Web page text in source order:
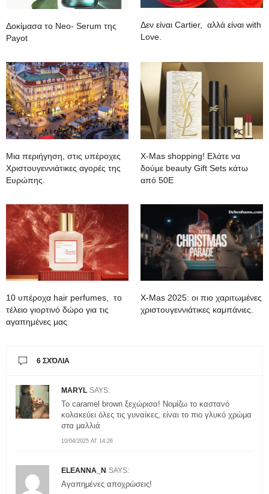
Δοκίμασα το Neo- Serum της
Payot
Δεν είναι Cartier, αλλά είναι with
Love.
Mια περιήγηση, στις υπέροχες
Χριστουγεννιάτικες αγορές της
Ευρώπης.
Χ-Mas shopping! Ελάτε να
δούμε beauty Gift Sets κάτω
από 50Ε
10 υπέροχα hair perfumes, το
τέλειο γιορτινό δώρο για τις
αγαπημένες μας
X-Mas 2025: oι πιο χαριτωμένες
χριστουγεννιάτικες καμπάνιες.
6 ΣΧΌΛΙΑ
MARYL SAYS:
10/04/2025 AT 14:26
To caramel brown ξεχώρισα! Νομίζω το καστανό
κολακεύει όλες τις γυναίκες, είναι το πιο γλυκό χρώμα
στα μαλλιά
ELEANNA_N SAYS:
Αγαπημένες αποχρώσεις!